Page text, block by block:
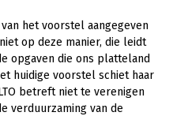
het voorstel aangegeven
op deze manier, die leidt
opgaven die ons platteland
huidige voorstel schiet haar
betreft niet te verenigen
verduurzaming van de